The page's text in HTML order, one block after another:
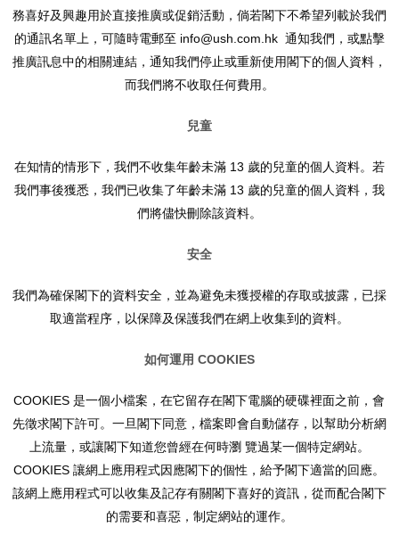
務喜好及興趣用於直接推廣或促銷活動，倘若閣下不希望列載於我們
的通訊名單上，可隨時電郵至 info@ush.com.hk 通知我們，或點擊
推廣訊息中的相關連結，通知我們停止或重新使用閣下的個人資料，
而我們將不收取任何費用。
兒童
在知情的情形下，我們不收集年齡未滿 13 歲的兒童的個人資料。若
我們事後獲悉，我們已收集了年齡未滿 13 歲的兒童的個人資料，我
們將儘快刪除該資料。
安全
我們為確保閣下的資料安全，並為避免未獲授權的存取或披露，已採
取適當程序，以保障及保護我們在網上收集到的資料。
如何運用 COOKIES
COOKIES 是一個小檔案，在它留存在閣下電腦的硬碟裡面之前，會
先徵求閣下許可。一旦閣下同意，檔案即會自動儲存，以幫助分析網
上流量，或讓閣下知道您曾經在何時瀏 覽過某一個特定網站。
COOKIES 讓網上應用程式因應閣下的個性，給予閣下適當的回應。
該網上應用程式可以收集及記存有關閣下喜好的資訊，從而配合閣下
的需要和喜惡，制定網站的運作。